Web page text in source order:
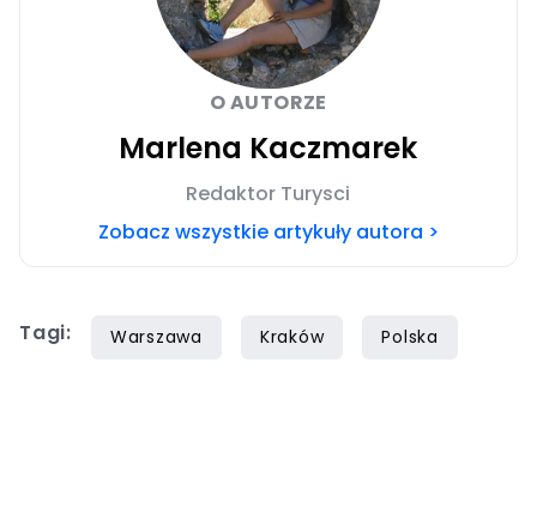
O AUTORZE
Marlena Kaczmarek
Redaktor Turysci
Zobacz wszystkie artykuły autora >
Tagi: Warszawa Kraków Polska